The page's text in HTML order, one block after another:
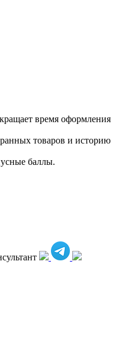
время оформления
товаров и историю
баллы.